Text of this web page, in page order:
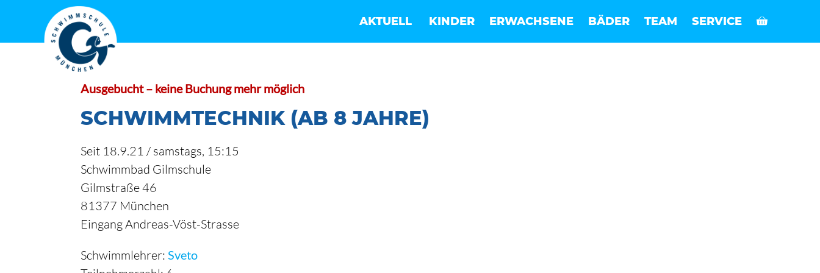
springen
AKTUELL KINDER ERWACHSENE BÄDER TEAM SERVICE
Ausgebucht – keine Buchung mehr möglich
SCHWIMMTECHNIK (AB 8 JAHRE)
Seit 18.9.21 / samstags, 15:15
Schwimmbad Gilmschule
Gilmstraße 46
81377 München
Eingang Andreas-Vöst-Strasse
Schwimmlehrer: Sveto